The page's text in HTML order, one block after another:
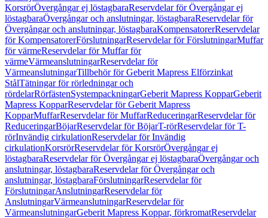
KorsrörÖvergångar ej löstagbaraReservdelar för Övergångar ej
löstagbaraÖvergångar och anslutningar, löstagbaraReservdelar för
Övergångar och anslutningar, löstagbaraKompensatorerReservdelar
för KompensatorerFörslutningarReservdelar för FörslutningarMuffar
för värmeReservdelar för Muffar för
värmeVärmeanslutningarReservdelar för
VärmeanslutningarTillbehör för Geberit Mapress Elförzinkat
StålTätningar för rörledningar och
rördelarRörfästenSystempackningarGeberit Mapress KopparGeberit
Mapress KopparReservdelar för Geberit Mapress
KopparMuffarReservdelar för MuffarReduceringarReservdelar för
ReduceringarBöjarReservdelar för BöjarT-rörReservdelar för T-
rörInvändig cirkulationReservdelar för Invändig
cirkulationKorsrörReservdelar för KorsrörÖvergångar ej
löstagbaraReservdelar för Övergångar ej löstagbaraÖvergångar och
anslutningar, löstagbaraReservdelar för Övergångar och
anslutningar, löstagbaraFörslutningarReservdelar för
FörslutningarAnslutningarReservdelar för
AnslutningarVärmeanslutningarReservdelar för
VärmeanslutningarGeberit Mapress Koppar, förkromatReservdelar